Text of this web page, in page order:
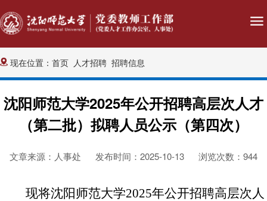
现在位置： 首页 人才招聘 招聘信息
沈阳师范大学2025年公开招聘高层次人才
（第二批）拟聘人员公示（第四次）
文章来源：人事处 发布时间：2025-10-13 浏览次数： 944
现将沈阳师范大学2025年公开招聘高层次人